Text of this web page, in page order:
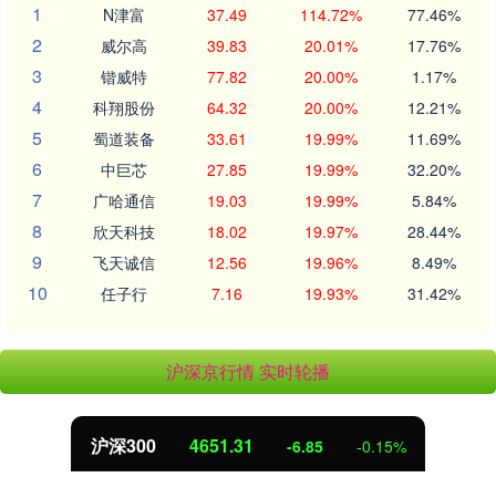
1
N津富 37.49 114.72% 77.46%
2 威尔高 39.83 20.01% 17.76%
3 锴威特 77.82 20.00% 1.17%
4 科翔股份 64.32 20.00% 12.21%
5 蜀道装备 33.61 19.99% 11.69%
6 中巨芯 27.85 19.99% 32.20%
7 广哈通信 19.03 19.99% 5.84%
8 欣天科技 18.02 19.97% 28.44%
9 飞天诚信 12.56 19.96% 8.49%
10 任子行 7.16 19.93% 31.42%
沪深京行情 实时轮播
-0.15% 北证50